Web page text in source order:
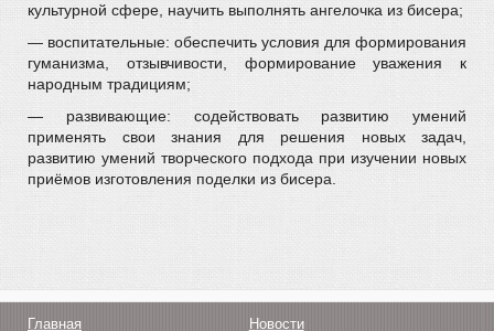
культурной сфере, научить выполнять ангелочка из бисера;
— воспитательные: обеспечить условия для формирования
гуманизма, отзывчивости, формирование уважения к
народным традициям;
— развивающие: содействовать развитию умений
применять свои знания для решения новых задач,
развитию умений творческого подхода при изучении новых
приёмов изготовления поделки из бисера.
Главная Новости